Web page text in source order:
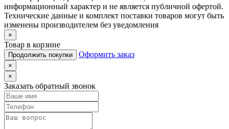
информационный характер и не является публичной офертой.
Технические данные и комплект поставки товаров могут быть
изменены производителем без уведомления
×
Товар в корзине
Продолжить покупки Оформить заказ
×
×
Заказать обратный звонок